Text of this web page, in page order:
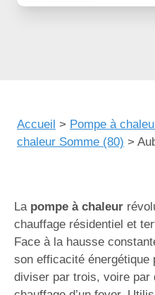
Accueil > Pompe à
chaleur Somme (80) >
La pompe à chaleur
chauffage résidentiel et
Face à la hausse
son efficacité énergétique
diviser par trois, voire par